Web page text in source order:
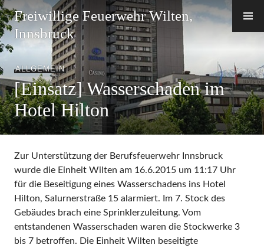
Zum
Inhalt
springen
Freiwillige Feuerwehr Wilten,
Innsbruck
ALLGEMEIN
[Einsatz] Wasserschaden im
Hotel Hilton
Zur Unterstützung der Berufsfeuerwehr Innsbruck
wurde die Einheit Wilten am 16.6.2015 um 11:17 Uhr
für die Beseitigung eines Wasserschadens ins Hotel
Hilton, Salurnerstraße 15 alarmiert. Im 7. Stock des
Gebäudes brach eine Sprinklerzuleitung. Vom
entstandenen Wasserschaden waren die Stockwerke 3
bis 7 betroffen. Die Einheit Wilten beseitigte